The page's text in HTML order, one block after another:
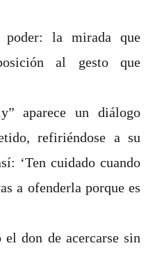
poder: la mirada que
al gesto que
aparece un diálogo
refiriéndose a su
‘Ten cuidado cuando
a ofenderla porque es
don de acercarse sin